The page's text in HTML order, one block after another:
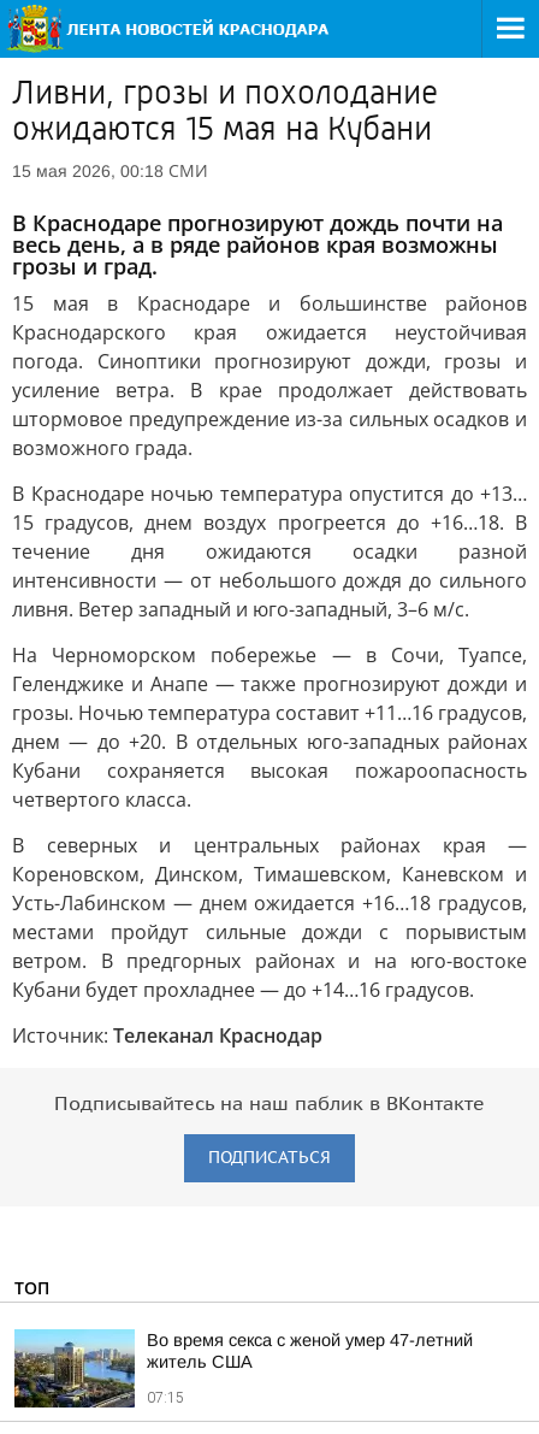
Ливни, грозы и похолодание
ожидаются 15 мая на Кубани
15 мая 2026, 00:18 СМИ
В Краснодаре прогнозируют дождь почти на
весь день, а в ряде районов края возможны
грозы и град.
15 мая в Краснодаре и большинстве районов
Краснодарского края ожидается неустойчивая
погода. Синоптики прогнозируют дожди, грозы и
усиление ветра. В крае продолжает действовать
штормовое предупреждение из-за сильных осадков и
возможного града.
В Краснодаре ночью температура опустится до +13…
15 градусов, днем воздух прогреется до +16…18. В
течение дня ожидаются осадки разной
интенсивности — от небольшого дождя до сильного
ливня. Ветер западный и юго-западный, 3–6 м/с.
На Черноморском побережье — в Сочи, Туапсе,
Геленджике и Анапе — также прогнозируют дожди и
грозы. Ночью температура составит +11…16 градусов,
днем — до +20. В отдельных юго-западных районах
Кубани сохраняется высокая пожароопасность
четвертого класса.
В северных и центральных районах края —
Кореновском, Динском, Тимашевском, Каневском и
Усть-Лабинском — днем ожидается +16…18 градусов,
местами пройдут сильные дожди с порывистым
ветром. В предгорных районах и на юго-востоке
Кубани будет прохладнее — до +14…16 градусов.
Источник: Телеканал Краснодар
Подписывайтесь на наш паблик в ВКонтакте
ПОДПИСАТЬСЯ
ТОП
Во время секса с женой умер 47-летний
житель США
07:15